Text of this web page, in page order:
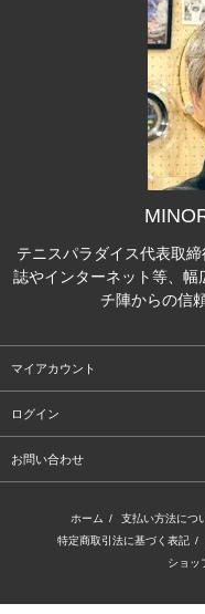
テニスパラダイス代表取
誌やインターネット等、
チ陣からの信
マイアカウント
ログイン
お問い合わせ
ホーム / 支払い方法につ
特定商取引法に基づく表記 /
ショッ